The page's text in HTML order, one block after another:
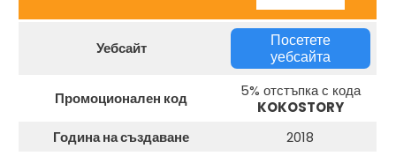
Уебсайт
Посетете
уебсайта
Промоционален код
5% отстъпка с кода
KOKOSTORY
Година на създаване
2018